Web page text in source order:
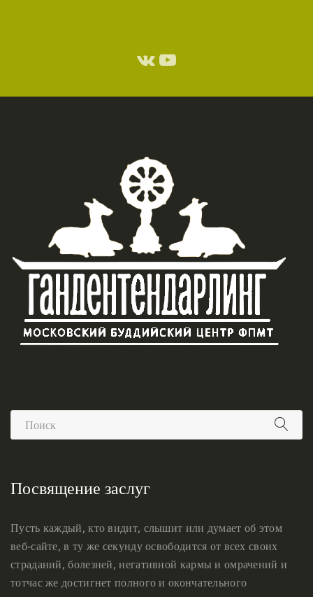
Посвящение заслуг
Пусть каждый, кто видит, слышит или думает об этом
веб-сайте, в ту же секунду освободится от всех своих
страданий, болезней, негативной кармы и омрачений и
тотчас же достигнет полного и окончательного